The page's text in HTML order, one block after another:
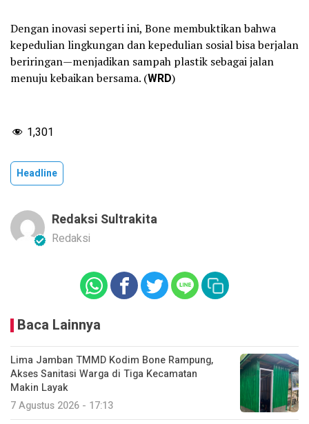
Dengan inovasi seperti ini, Bone membuktikan bahwa
kepedulian lingkungan dan kepedulian sosial bisa berjalan
beriringan—menjadikan sampah plastik sebagai jalan
menuju kebaikan bersama. (WRD)
1,301
Headline
Redaksi Sultrakita
Redaksi
Baca Lainnya
Lima Jamban TMMD Kodim Bone Rampung,
Akses Sanitasi Warga di Tiga Kecamatan
Makin Layak
7 Agustus 2026 - 17:13